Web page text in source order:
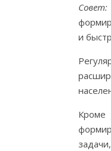
Совет:
и
Кроме